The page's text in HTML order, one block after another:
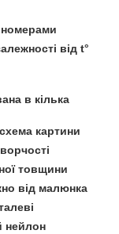
номерами
від t°
в кілька
картини
товщини
від малюнка
нейлон